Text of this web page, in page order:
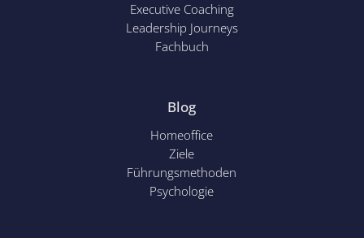
Executive Coaching
Leadership Journeys
Fachbuch
Blog
Homeoffice
Ziele
Führungsmethoden
Psychologie